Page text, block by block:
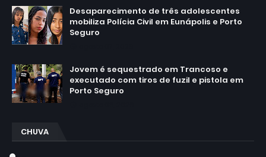
Desaparecimento de três adolescentes
mobiliza Polícia Civil em Eunápolis e Porto
Seguro
Jovem é sequestrado em Trancoso e
executado com tiros de fuzil e pistola em
Porto Seguro
CHUVA